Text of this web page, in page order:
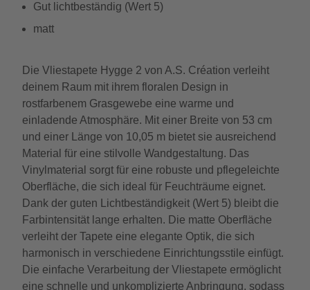
Gut lichtbeständig (Wert 5)
matt
Die Vliestapete Hygge 2 von A.S. Création verleiht
deinem Raum mit ihrem floralen Design in
rostfarbenem Grasgewebe eine warme und
einladende Atmosphäre. Mit einer Breite von 53 cm
und einer Länge von 10,05 m bietet sie ausreichend
Material für eine stilvolle Wandgestaltung. Das
Vinylmaterial sorgt für eine robuste und pflegeleichte
Oberfläche, die sich ideal für Feuchträume eignet.
Dank der guten Lichtbeständigkeit (Wert 5) bleibt die
Farbintensität lange erhalten. Die matte Oberfläche
verleiht der Tapete eine elegante Optik, die sich
harmonisch in verschiedene Einrichtungsstile einfügt.
Die einfache Verarbeitung der Vliestapete ermöglicht
eine schnelle und unkomplizierte Anbringung, sodass